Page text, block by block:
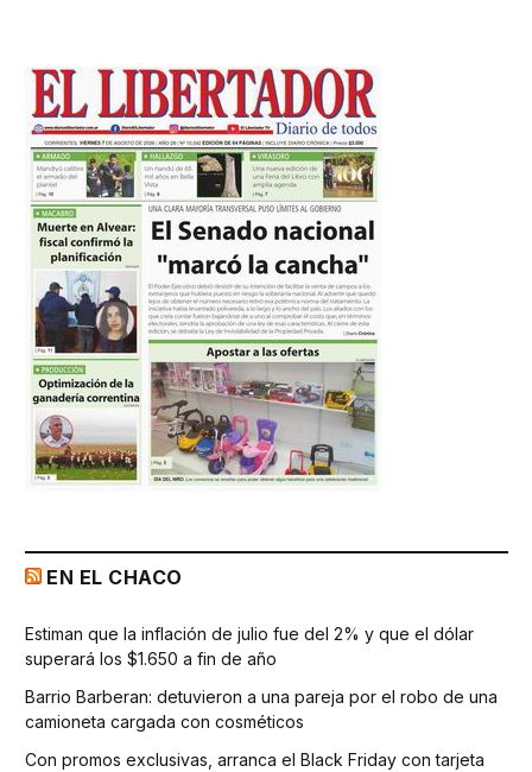
EN EL CHACO
Estiman que la inflación de julio fue del 2% y que el dólar
superará los $1.650 a fin de año
Barrio Barberan: detuvieron a una pareja por el robo de una
camioneta cargada con cosméticos
Con promos exclusivas, arranca el Black Friday con tarjeta